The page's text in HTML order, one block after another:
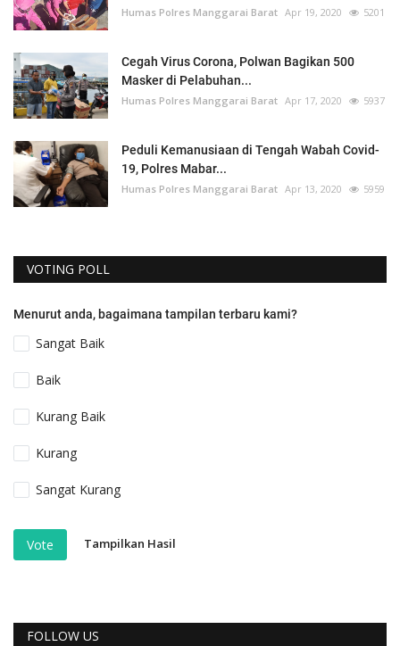
Humas Polres Manggarai Barat Apr 19, 2020 5201
Cegah Virus Corona, Polwan Bagikan 500
Masker di Pelabuhan...
Humas Polres Manggarai Barat Apr 17, 2020 5937
Peduli Kemanusiaan di Tengah Wabah Covid-
19, Polres Mabar...
Humas Polres Manggarai Barat Apr 13, 2020 5959
VOTING POLL
Menurut anda, bagaimana tampilan terbaru kami?
Sangat Baik
Baik
Kurang Baik
Kurang
Sangat Kurang
Vote Tampilkan Hasil
FOLLOW US